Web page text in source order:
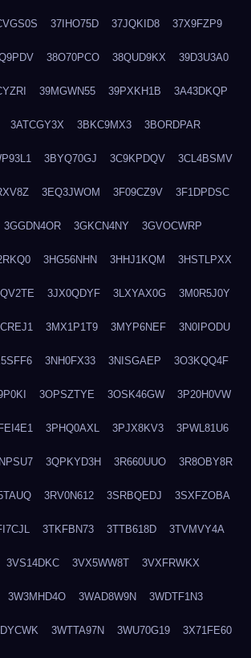
37IHO75D 37JQKID8 37X9FZP9
38O70PCO 38QUD9KX 39D3U3A0
39MGWN55 39PXKH1B 3A43DKQP
3ATCGY3X 3BKC9MX3 3BORDPAR
3BYQ70GJ 3C9KPDQV 3CL4BSMV
3EQ3JWOM 3F09CZ9V 3F1DPDSC
3GGDN4OR 3GKCN4NY 3GVOCWRP
3HG56NHN 3HHJ1KQM 3HSTLPXX
3JX0QDYF 3LXYAX0G 3M0R5J0Y
3MX1P1T9 3MYP6NEF 3N0IPODU
3NH0FX33 3NISGAEP 3O3KQQ4F
3OPSZTYE 3OSK46GW 3P20H0VW
3PHQ0AXL 3PJX8KV3 3PWL81U6
3QPKYD3H 3R660UUO 3R8OBY8R
3RV0N612 3SRBQEDJ 3SXFZOBA
3TKFBN73 3TTB618D 3TVMVY4A
3VS14DKC 3VX5WW8T 3VXFRWKX
3W3MHD4O 3WAD8W9N 3WDTF1N3
3WTTA97N 3WU70G19 3X71FE60